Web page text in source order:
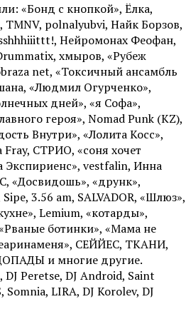
«Бонд с кнопкой», Ёлка,
polnalyubvi, Найк Борзов,
Нейромонах Феофан,
хмыров, «Рубеж
net, «Токсичный ансамбль
«Людмил Огурченко»,
дней», «я Софа»,
героя», Nomad Punk (KZ),
Внутри», «Лолита Косс»,
Fray, СТРИО, «соня хочет
Экспириенс», vestfalin, Инна
«Досвидошь», «друнк»,
3.56 am, SALVADOR, «Шлюз»,
Lemium, «котарды»,
ботинки», «Мама не
СЕЙЙЕС, ТКАНИ,
и многие другие.
Peretse, DJ Android, Saint
Somnia, LIRA, DJ Korolev, DJ